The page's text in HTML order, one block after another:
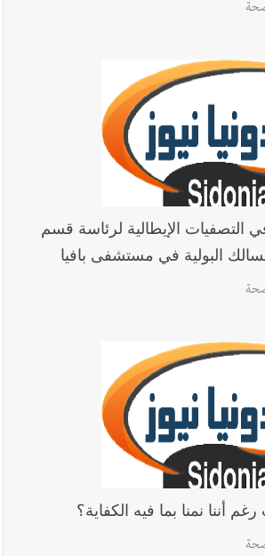
التصفيات الإيطالية لرئاسة قسم
البولية في مستشفى بافيا
أننا نمنا بما فيه الكفاية؟